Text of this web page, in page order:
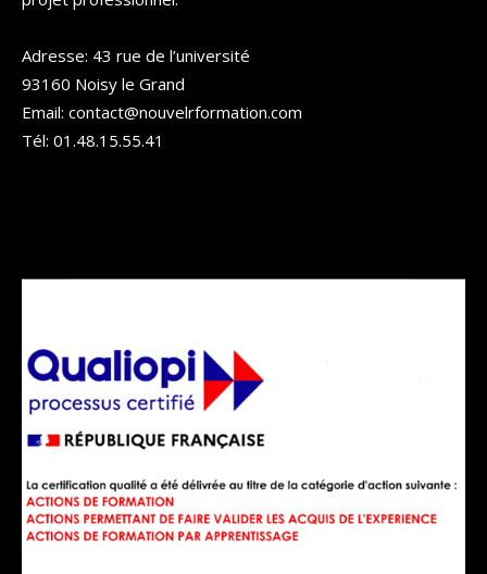
Adresse: 43 rue de l’université
93160 Noisy le Grand
Email: contact@nouvelrformation.com
Tél: 01.48.15.55.41